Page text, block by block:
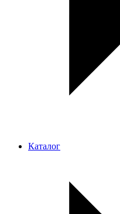
Каталог